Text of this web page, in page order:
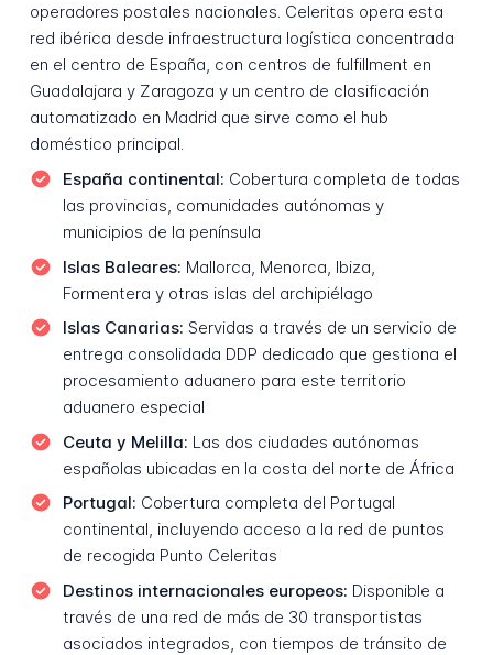
operadores postales nacionales. Celeritas opera esta
red ibérica desde infraestructura logística concentrada
en el centro de España, con centros de fulfillment en
Guadalajara y Zaragoza y un centro de clasificación
automatizado en Madrid que sirve como el hub
doméstico principal.
España continental: Cobertura completa de todas
las provincias, comunidades autónomas y
municipios de la península
Islas Baleares: Mallorca, Menorca, Ibiza,
Formentera y otras islas del archipiélago
Islas Canarias: Servidas a través de un servicio de
entrega consolidada DDP dedicado que gestiona el
procesamiento aduanero para este territorio
aduanero especial
Ceuta y Melilla: Las dos ciudades autónomas
españolas ubicadas en la costa del norte de África
Portugal: Cobertura completa del Portugal
continental, incluyendo acceso a la red de puntos
de recogida Punto Celeritas
Destinos internacionales europeos: Disponible a
través de una red de más de 30 transportistas
asociados integrados, con tiempos de tránsito de